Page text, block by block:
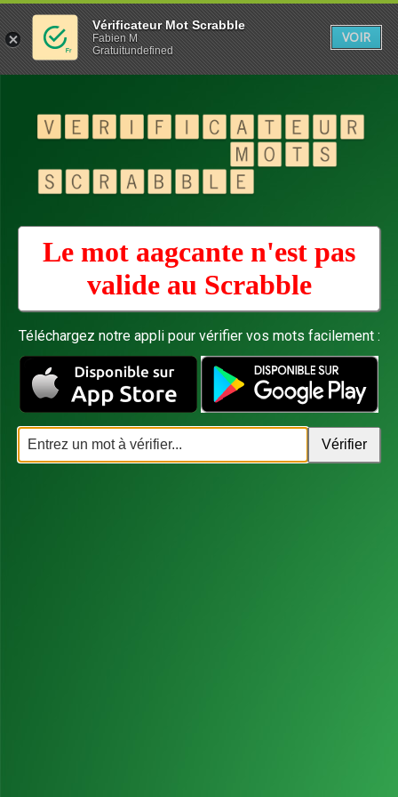
Le mot aagcante n'est pas
valide au Scrabble
Téléchargez notre appli pour vérifier vos mots facilement :
Vérificateur Mot Scrabble
Fabien M
Gratuitundefined
VOIR